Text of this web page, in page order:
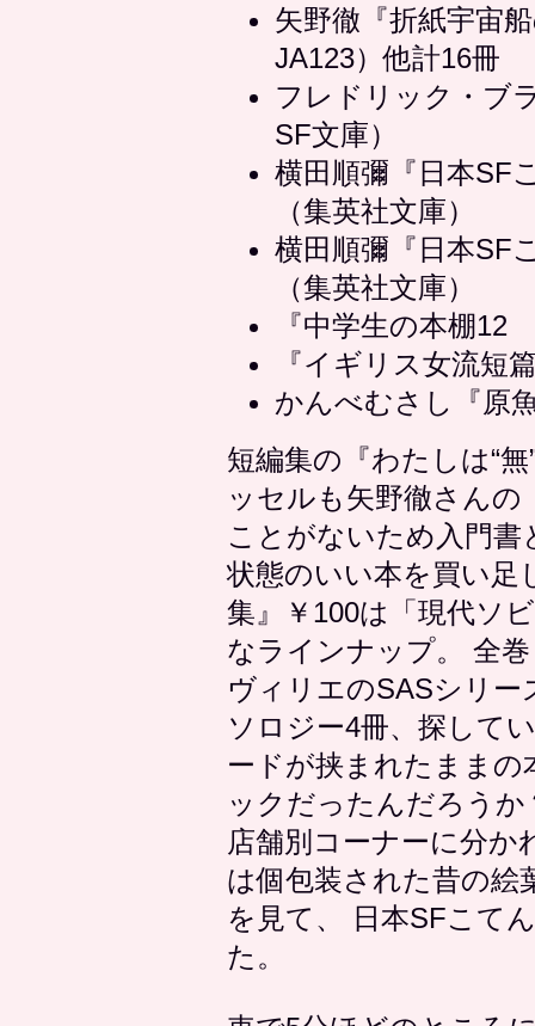
矢野徹『折紙宇宙
JA123）他計16冊
フレドリック・ブ
SF文庫）
横田順彌『日本SF
（集英社文庫）
横田順彌『日本SF
（集英社文庫）
『中学生の本棚
『イギリス女流短
かんべむさし『原
短編集の『わたしは“
ッセルも矢野徹さんの
ことがないため入門
状態のいい本を買い足
集』￥100は「現代ソ
なラインナップ。 全
ヴィリエのSASシリ
ソロジー4冊、探して
ードが挟まれたまま
ックだったんだろうか
店舗別コーナーに分か
は個包装された昔の絵
を見て、 日本SFこて
た。